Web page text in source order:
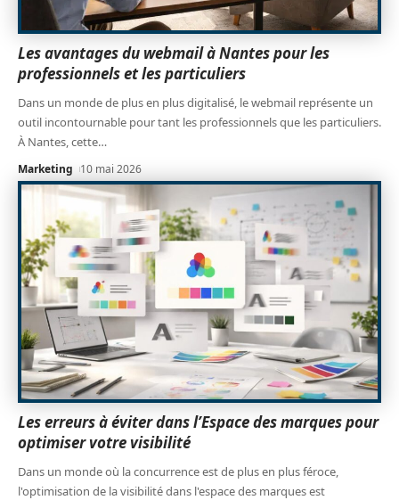
Les avantages du webmail à Nantes pour les
professionnels et les particuliers
Dans un monde de plus en plus digitalisé, le webmail représente un
outil incontournable pour tant les professionnels que les particuliers.
À Nantes, cette…
Marketing 10 mai 2026
Les erreurs à éviter dans l’Espace des marques pour
optimiser votre visibilité
Dans un monde où la concurrence est de plus en plus féroce,
l'optimisation de la visibilité dans l'espace des marques est